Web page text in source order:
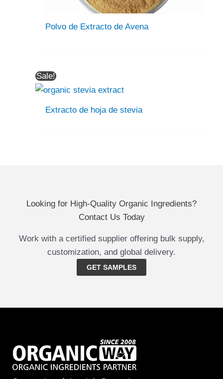
Polvo de Extracto de Avena
Sale!
Extracto de hoja de stevia
Looking for High-Quality Organic Ingredients?
Contact Us Today
Work with a certified supplier offering bulk supply,
customization, and global delivery.
GET SAMPLES